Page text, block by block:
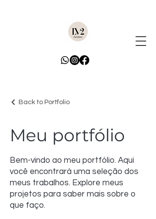
Back to Portfolio
Meu portfólio
Bem-vindo ao meu portfólio. Aqui
você encontrará uma seleção dos
meus trabalhos. Explore meus
projetos para saber mais sobre o
que faço.